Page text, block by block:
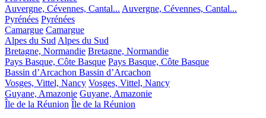
Auvergne, Cévennes, Cantal... Auvergne, Cévennes, Cantal...
Pyrénées Pyrénées
Camargue Camargue
Alpes du Sud Alpes du Sud
Bretagne, Normandie Bretagne, Normandie
Pays Basque, Côte Basque Pays Basque, Côte Basque
Bassin d’Arcachon Bassin d’Arcachon
Vosges, Vittel, Nancy Vosges, Vittel, Nancy
Guyane, Amazonie Guyane, Amazonie
Île de la Réunion Île de la Réunion